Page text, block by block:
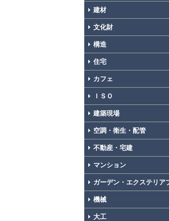
建材
文化財
構造
住宅
カフェ
ＩＳＯ
建築現場
空調・衛生・配管
不動産・宅建
マンション
ガーデン・エクステリア
機械
大工